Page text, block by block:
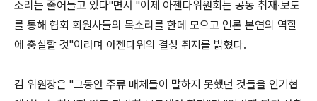
소리는 줄어들고 있다"면서 "이제 아젠다위원회는 공동 취재·보도
를 통해 협회 회원사들의 목소리를 한데 모으고 언론 본연의 역할
에 충실할 것"이라며 아젠다위의 결성 취지를 밝혔다.
김 위원장은 "그동안 주류 매체들이 말하지 못했던 것들을 인기협